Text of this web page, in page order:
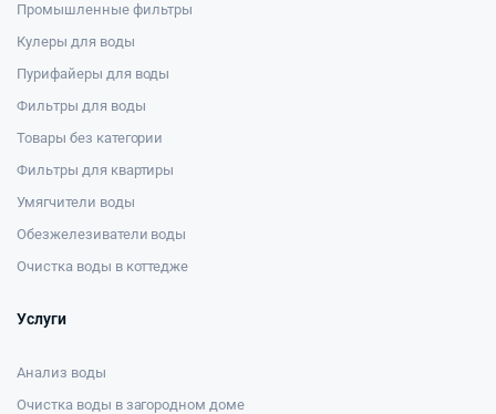
Промышленные фильтры
Кулеры для воды
Пурифайеры для воды
Фильтры для воды
Товары без категории
Фильтры для квартиры
Умягчители воды
Обезжелезиватели воды
Очистка воды в коттедже
Услуги
Анализ воды
Очистка воды в загородном доме